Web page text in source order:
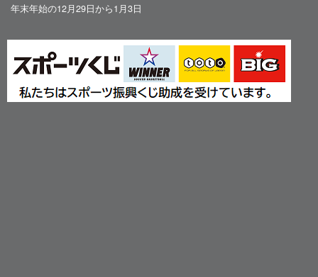
年末年始の12月29日から1月3日